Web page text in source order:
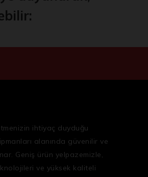
ihtiyaç duyduğu
alanında güvenilir ve
Geniş ürün yelpazemizle,
ve yüksek kaliteli